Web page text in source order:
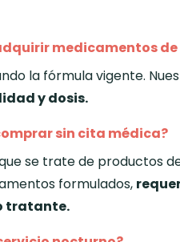
medicamentos
la fórmula vigente.
y dosis.
sin cita médica?
se trate de productos
formulados,
tratante.